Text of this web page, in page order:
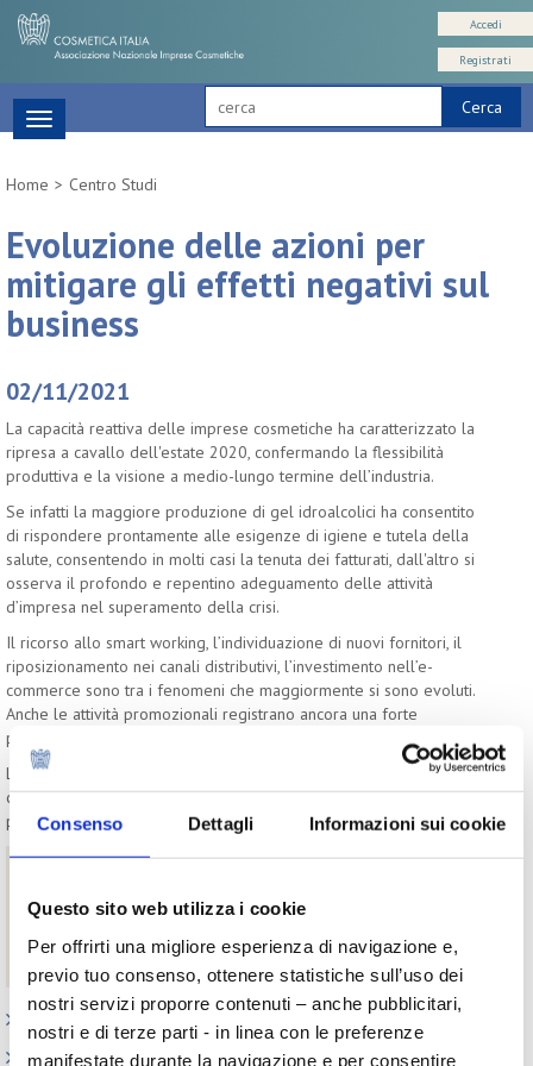
Consenso Dettagli Informazioni sui cookie
Questo sito web utilizza i cookie
Per offrirti una migliore esperienza di navigazione e,
previo tuo consenso, ottenere statistiche sull’uso dei
nostri servizi proporre contenuti – anche pubblicitari,
nostri e di terze parti - in linea con le preferenze
manifestate durante la navigazione e per consentire
Cerca
Accedi
Registrati
Toggle
navigation
Home
Centro Studi
Evoluzione delle azioni per
mitigare gli effetti negativi sul
business
02/11/2021
La capacità reattiva delle imprese cosmetiche ha caratterizzato la
ripresa a cavallo dell'estate 2020, confermando la flessibilità
produttiva e la visione a medio-lungo termine dell’industria.
Se infatti la maggiore produzione di gel idroalcolici ha consentito
di rispondere prontamente alle esigenze di igiene e tutela della
salute, consentendo in molti casi la tenuta dei fatturati, dall'altro si
osserva il profondo e repentino adeguamento delle attività
d’impresa nel superamento della crisi.
Il ricorso allo smart working, l’individuazione di nuovi fornitori, il
riposizionamento nei canali distributivi, l’investimento nell’e-
commerce sono tra i fenomeni che maggiormente si sono evoluti.
Anche le attività promozionali registrano ancora una forte
presenza nelle dichiarazioni degli operatori intervistati.
Le aziende stanno cavalcando la cosiddetta nuova normalità con la
capacità innata di reagire e, contestualmente, investire in nuovi
prodotti e nuovi strumenti di ingaggio con i consumatori.
Evoluzione delle azioni per mitigare gli effetti negativi
sul business
Beauty Trend Watch - versione completa di ottobre 2021
Outlook: il nuovo report del Centro Studi